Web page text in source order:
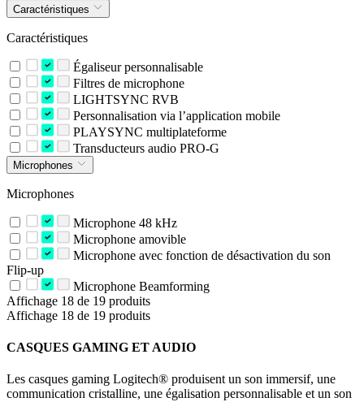
Caractéristiques
Caractéristiques
Égaliseur personnalisable
Filtres de microphone
LIGHTSYNC RVB
Personnalisation via l’application mobile
PLAYSYNC multiplateforme
Transducteurs audio PRO-G
Microphones
Microphones
Microphone 48 kHz
Microphone amovible
Microphone avec fonction de désactivation du son
Flip-up
Microphone Beamforming
Affichage 18 de 19 produits
Affichage 18 de 19 produits
CASQUES GAMING ET AUDIO
Les casques gaming Logitech® produisent un son immersif, une
communication cristalline, une égalisation personnalisable et un son